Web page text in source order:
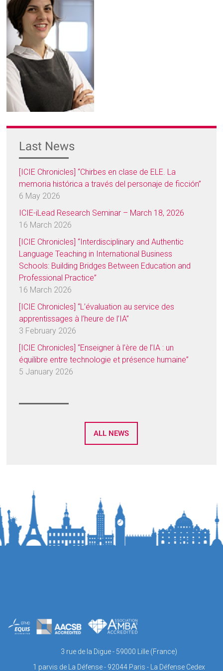
Last News
[ICIE Chronicles] “Chirbes en clase de ELE. La
memoria histórica a través del personaje de ficción”
6 May 2026
ICIE-iLead Research Seminar – March 18, 2026
16 March 2026
[ICIE Chronicles] “Interdisciplinary and Authentic
Language Teaching in International Business
Schools: Building Bridges Between Education and
Professional Practice”
16 March 2026
[ICIE Chronicles] “L’évaluation au service des
apprentissages à l’heure de l’IA”
3 February 2026
[ICIE Chronicles] “Enseigner à l’ère de l’IA : un
équilibre entre technologie et présence humaine”
5 January 2026
ALL NEWS
3 rue de la Digue - 59000 Lille (France)
1 parvis de La Défense - 92044 Paris - La Défense Cedex